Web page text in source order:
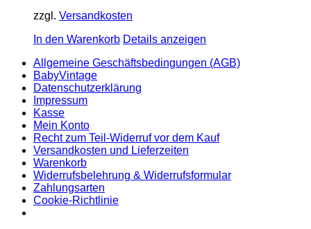
zzgl. Versandkosten
In den Warenkorb Details anzeigen
Allgemeine Geschäftsbedingungen (AGB)
BabyVintage
Datenschutzerklärung
Impressum
Kasse
Mein Konto
Recht zum Teil-Widerruf vor dem Kauf
Versandkosten und Lieferzeiten
Warenkorb
Widerrufsbelehrung & Widerrufsformular
Zahlungsarten
Cookie-Richtlinie